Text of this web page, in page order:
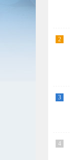
2
3
4